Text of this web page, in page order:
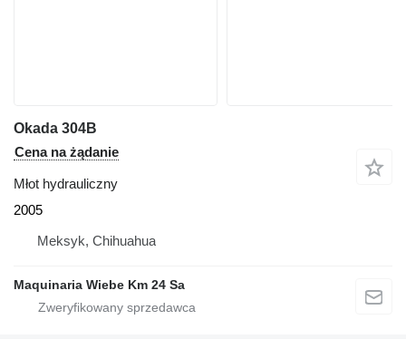
Okada 304B
Cena na żądanie
Młot hydrauliczny
2005
Meksyk, Chihuahua
Maquinaria Wiebe Km 24 Sa